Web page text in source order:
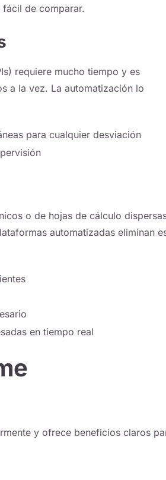
de comparar.
requiere mucho tiempo y es
a la vez. La automatización lo
para cualquier desviación
o de hojas de cálculo
automatizadas eliminan
en tiempo real
y ofrece beneficios claros